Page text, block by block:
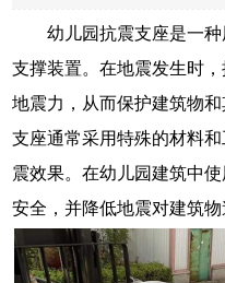
幼儿园抗震支座是一
支撑装置。在地震发生时
地震力，从而保护建筑物
支座通常采用特殊的材料
震效果。在幼儿园建筑中
安全，并降低地震对建筑物